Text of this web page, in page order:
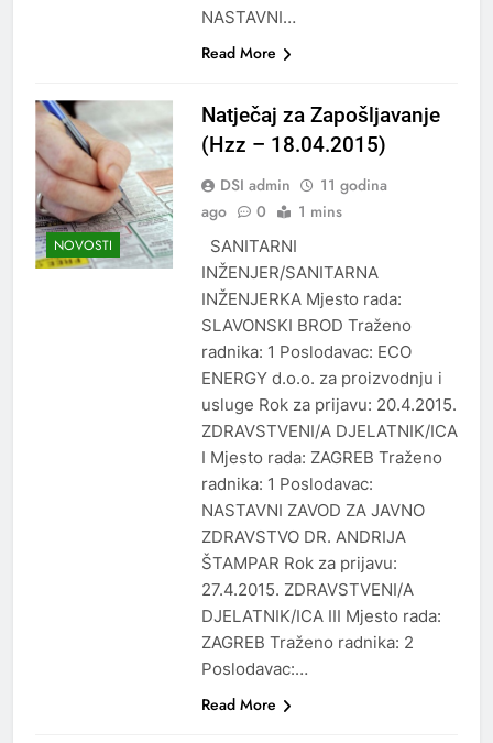
NASTAVNI…
Read More
NOVOSTI
Natječaj za Zapošljavanje
(Hzz – 18.04.2015)
DSI admin
11 godina
ago
0 1 mins
SANITARNI
INŽENJER/SANITARNA
INŽENJERKA Mjesto rada:
SLAVONSKI BROD Traženo
radnika: 1 Poslodavac: ECO
ENERGY d.o.o. za proizvodnju i
usluge Rok za prijavu: 20.4.2015.
ZDRAVSTVENI/A DJELATNIK/ICA
I Mjesto rada: ZAGREB Traženo
radnika: 1 Poslodavac:
NASTAVNI ZAVOD ZA JAVNO
ZDRAVSTVO DR. ANDRIJA
ŠTAMPAR Rok za prijavu:
27.4.2015. ZDRAVSTVENI/A
DJELATNIK/ICA III Mjesto rada:
ZAGREB Traženo radnika: 2
Poslodavac:…
Read More